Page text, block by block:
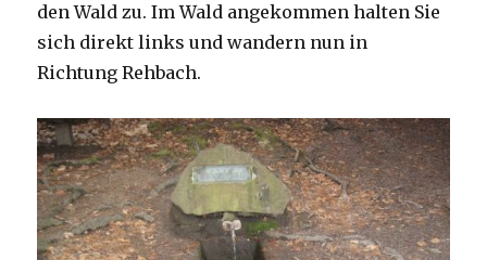
den Wald zu. Im Wald angekommen halten Sie
sich direkt links und wandern nun in
Richtung Rehbach.